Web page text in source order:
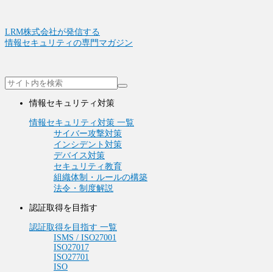
LRM株式会社が発信する
情報セキュリティの専門マガジン
情報セキュリティ対策
情報セキュリティ対策 一覧
サイバー攻撃対策
インシデント対策
デバイス対策
セキュリティ教育
組織体制・ルールの構築
法令・制度解説
認証取得を目指す
認証取得を目指す 一覧
ISMS / ISO27001
ISO27017
ISO27701
ISO